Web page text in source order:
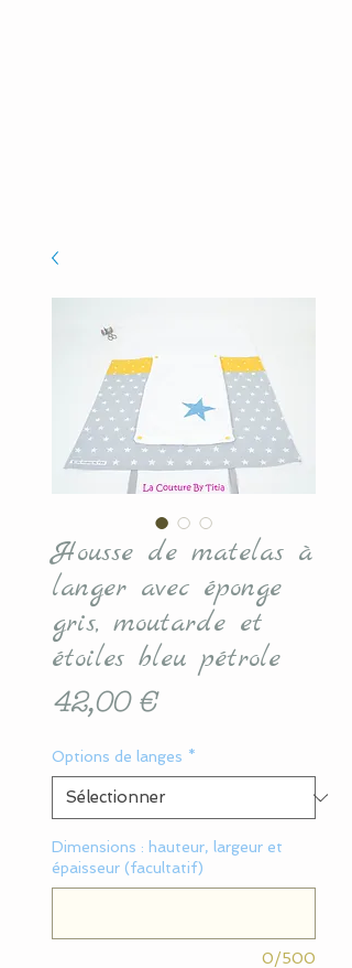
Housse de matelas à
langer avec éponge
gris, moutarde et
étoiles bleu pétrole
42,00 €Prix
Options de langes *
Dimensions : hauteur, largeur et
épaisseur (facultatif)
0/500